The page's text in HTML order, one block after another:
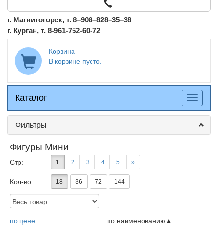
г. Магнитогорск, т. 8–908–828–35–38
г. Курган, т. 8-961-752-60-72
Корзина
В корзине пусто.
Каталог
Каталог
меню
Фильтры
Фигуры Мини
Стр: 1 2 3 4 5 »
Кол-во: 18 36 72 144
Доступность:
по цене
по наименованию